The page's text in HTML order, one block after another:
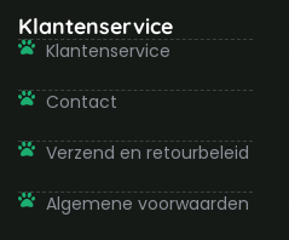
o g
Klantenservice
Klantenservice
Contact
Verzend en retourbeleid
Algemene voorwaarden